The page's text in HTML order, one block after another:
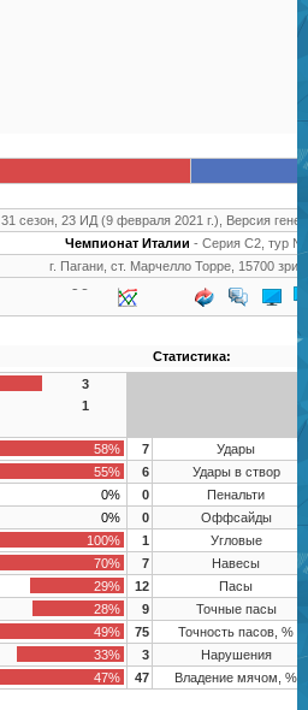
31 сезон, 23 ИД (9 февраля 2021 г.), Версия
Чемпионат Италии - Серия C2, тур
г. Пагани, ст. Марчелло Торре, 15700
Статистика:
3
1
58%
7
Удары
55%
6
Удары в створ
0%
0
Пенальти
0%
0
Оффсайды
100%
1
Угловые
70%
7
Навесы
29%
12
Пасы
28%
9
Точные пасы
49%
75
Точность пасов, %
33%
3
Нарушения
47%
47 Владение мячом, %